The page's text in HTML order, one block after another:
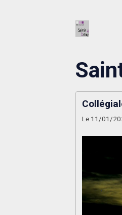
Le 11/01/